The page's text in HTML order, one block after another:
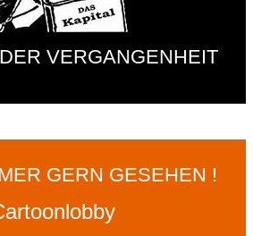
VERGANGENHEIT
GERN GESEHEN !